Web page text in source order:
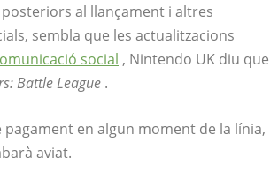
al llançament i altres
sembla que les actualitzacions
social , Nintendo UK diu que
Battle League .
en algun moment de la línia,
aviat.